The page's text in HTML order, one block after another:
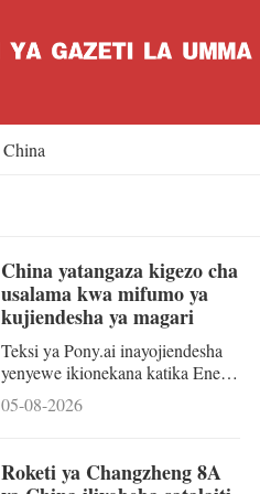
China
China yatangaza kigezo cha
usalama kwa mifumo ya
kujiendesha ya magari
Teksi ya Pony.ai inayojiendesha
yenyewe ikionekana katika Eneo
la Nanshan la Shenzhen, Mkoa
wa Guangdong, kusini mwa
(Xinhua/Liu Mengqi) BEIJING -
China imetangaza kwa umma
05-08-2026
Roketi ya Changzheng 8A